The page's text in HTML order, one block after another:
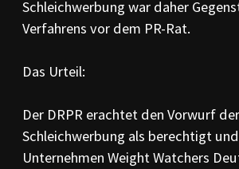
Schleichwerbung war daher
Verfahrens vor dem PR-Rat.
Das Urteil:
Der DRPR erachtet den Vorwurf der
Schleichwerbung als berechtigt
Unternehmen Weight Watchers